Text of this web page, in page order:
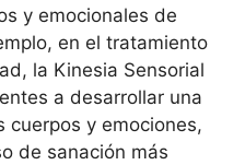
y emocionales de
en el tratamiento
la Kinesia Sensorial
a desarrollar una
cuerpos y emociones,
de sanación más